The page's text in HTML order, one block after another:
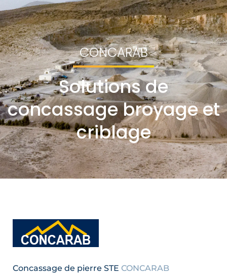
CONCARAB
Solutions de
concassage broyage et
criblage
Concassage de pierre STE CONCARAB